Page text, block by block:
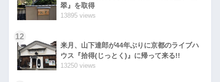
翠』を取得
13895 views
12
来月、山下達郎が44年ぶりに京都のライブハ
ウス『拾得(じっとく)』に帰って来る!!
13250 views